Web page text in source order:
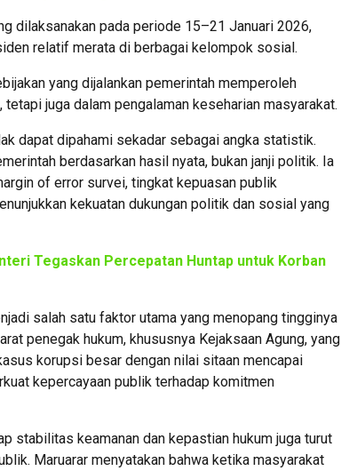
dilaksanakan pada periode 15–21 Januari 2026,
relatif merata di berbagai kelompok sosial.
yang dijalankan pemerintah memperoleh
juga dalam pengalaman keseharian masyarakat.
dapat dipahami sekadar sebagai angka statistik.
berdasarkan hasil nyata, bukan janji politik. Ia
of error survei, tingkat kepuasan publik
kekuatan dukungan politik dan sosial yang
Tegaskan Percepatan Huntap untuk Korban
salah satu faktor utama yang menopang tingginya
penegak hukum, khususnya Kejaksaan Agung, yang
korupsi besar dengan nilai sitaan mencapai
kepercayaan publik terhadap komitmen
stabilitas keamanan dan kepastian hukum juga turut
Maruarar menyatakan bahwa ketika masyarakat